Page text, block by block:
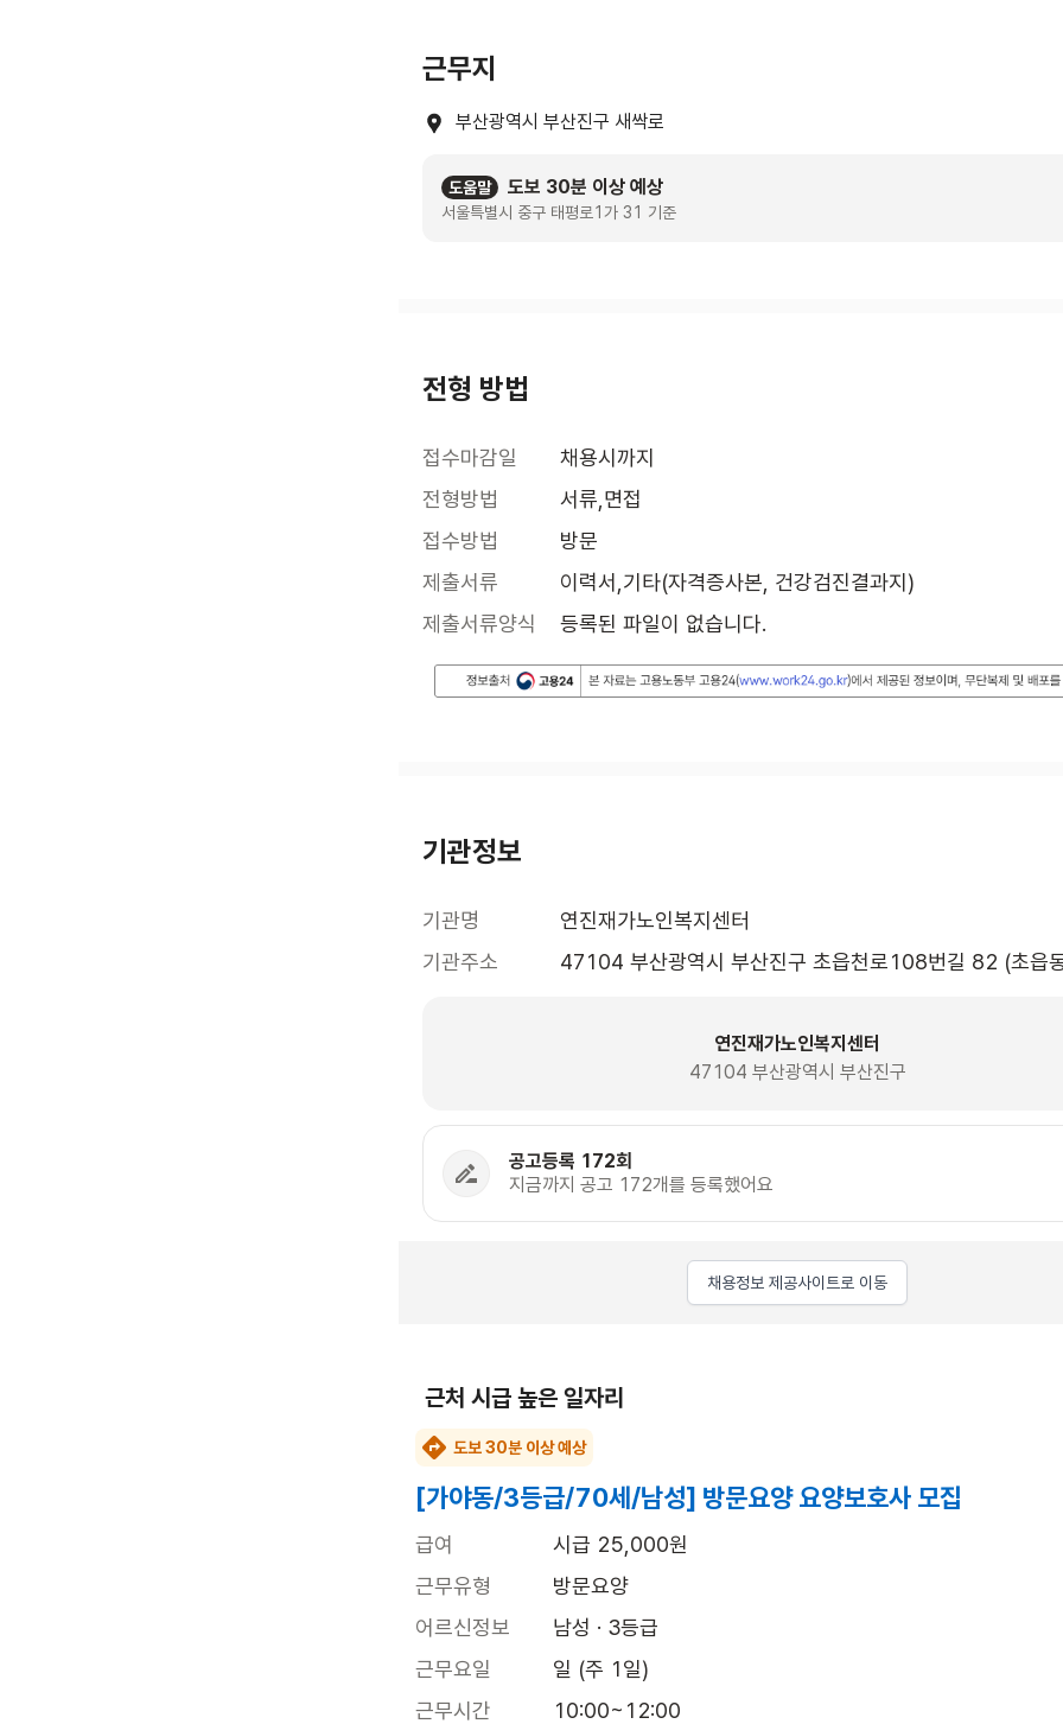
근무지
부산광역시 부산진구 새싹로
도움말 도보 30분 이상 예상
서울특별시 중구 태평로1가 31 기준
전형 방법
접수마감일
채용시까지
전형방법
서류,면접
접수방법
방문
제출서류
이력서,기타(자격증사본, 건강검진결과지)
제출서류양식
등록된 파일이 없습니다.
기관정보
기관명
연진재가노인복지센터
기관주소
47104 부산광역시 부산진구 초읍천로108번길 82 (초읍
연진재가노인복지센터
47104 부산광역시 부산진구
공고등록 172회
지금까지 공고 172개를 등록했어요
채용정보 제공사이트로 이동
근처 시급 높은 일자리
도보 30분 이상 예상
[가야동/3등급/70세/남성] 방문요양 요양보호사 모집
급여
시급 25,000원
근무유형
방문요양
어르신정보
남성 · 3등급
근무요일
일 (주 1일)
근무시간
10:00~12:00